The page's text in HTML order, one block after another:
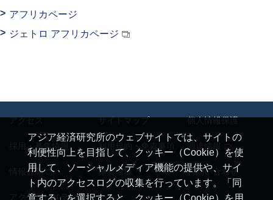
アフリカページ
ジェトロ アフリカページ
アジア経済研究所のウェブサイトでは、サイトの
利便性向上を目指して、クッキー（Cookie）を使
用して、ソーシャルメディア機能の提供や、サイ
ト内のアクセスログの収集を行っています。「同
意する」を選択すると、クッキー（Cookie）を用
アクセス サイトマップ 個人情報保護
採用・募集情報 利用規約・免責事項
情報公開 推奨環境 お問い合わせ
アクセシビリティ